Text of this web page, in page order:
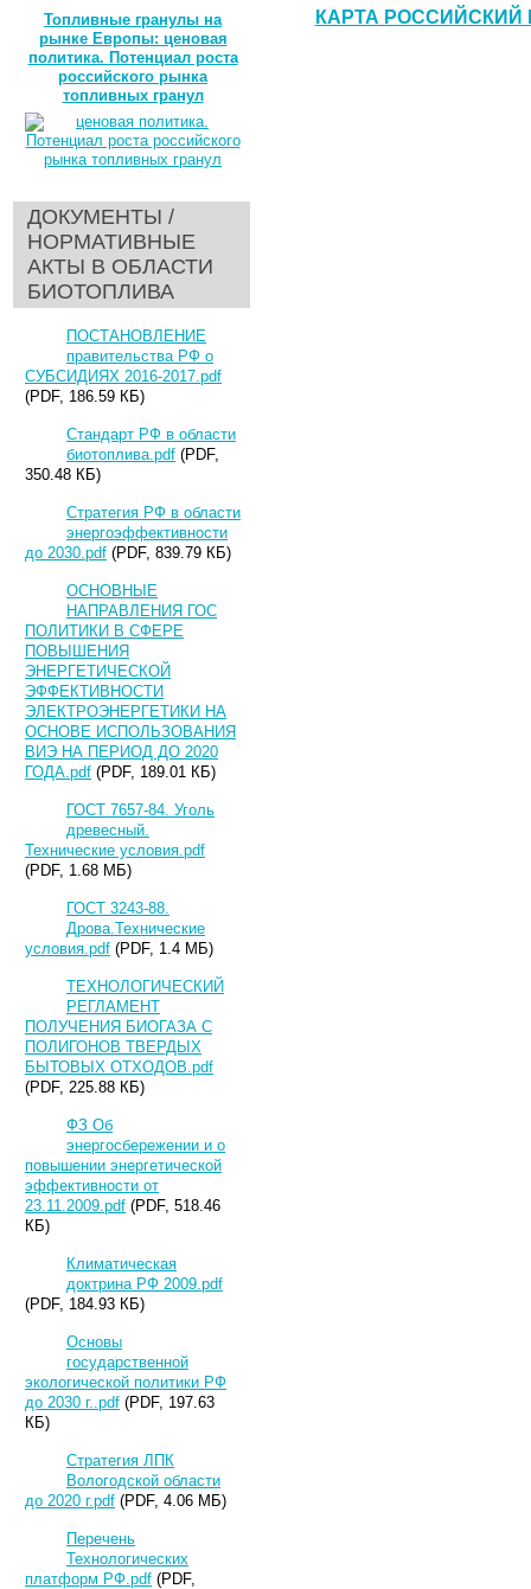
Топливные гранулы на
рынке Европы: ценовая
политика. Потенциал роста
российского рынка
топливных гранул
ДОКУМЕНТЫ /
НОРМАТИВНЫЕ
АКТЫ В ОБЛАСТИ
БИОТОПЛИВА
ПОСТАНОВЛЕНИЕ
правительства РФ о
СУБСИДИЯХ 2016-2017.pdf
(PDF, 186.59 КБ)
Стандарт РФ в области
биотоплива.pdf (PDF,
350.48 КБ)
Стратегия РФ в области
энергоэффективности
до 2030.pdf (PDF, 839.79 КБ)
ОСНОВНЫЕ
НАПРАВЛЕНИЯ ГОС
ПОЛИТИКИ В СФЕРЕ
ПОВЫШЕНИЯ
ЭНЕРГЕТИЧЕСКОЙ
ЭФФЕКТИВНОСТИ
ЭЛЕКТРОЭНЕРГЕТИКИ НА
ОСНОВЕ ИСПОЛЬЗОВАНИЯ
ВИЭ НА ПЕРИОД ДО 2020
ГОДА.pdf (PDF, 189.01 КБ)
ГОСТ 7657-84. Уголь
древесный.
Технические условия.pdf
(PDF, 1.68 МБ)
ГОСТ 3243-88.
Дрова.Технические
условия.pdf (PDF, 1.4 МБ)
ТЕХНОЛОГИЧЕСКИЙ
РЕГЛАМЕНТ
ПОЛУЧЕНИЯ БИОГАЗА С
ПОЛИГОНОВ ТВЕРДЫХ
БЫТОВЫХ ОТХОДОВ.pdf
(PDF, 225.88 КБ)
ФЗ Об
энергосбережении и о
повышении энергетической
эффективности от
23.11.2009.pdf (PDF, 518.46
КБ)
Климатическая
доктрина РФ 2009.pdf
(PDF, 184.93 КБ)
Основы
государственной
экологической политики РФ
до 2030 г..pdf (PDF, 197.63
КБ)
Стратегия ЛПК
Вологодской области
до 2020 г.pdf (PDF, 4.06 МБ)
Перечень
Технологических
платформ РФ.pdf (PDF,
КАРТА РОССИЙСКИЙ